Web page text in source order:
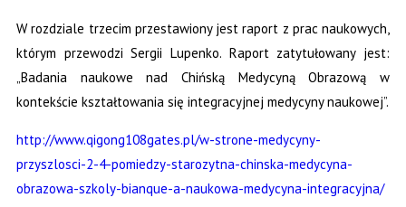
W rozdziale trzecim przestawiony jest raport z prac naukowych,
którym przewodzi Sergii Lupenko. Raport zatytułowany jest:
„Badania naukowe nad Chińską Medycyną Obrazową w
kontekście kształtowania się integracyjnej medycyny naukowej”.
http://www.qigong108gates.pl/w-strone-medycyny-
przyszlosci-2-4-pomiedzy-starozytna-chinska-medycyna-
obrazowa-szkoly-bianque-a-naukowa-medycyna-integracyjna/